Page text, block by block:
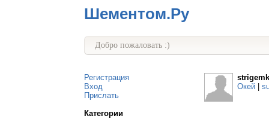
Шементом.Ру
Добро пожаловать :)
Регистрация
Вход
Прислать
Категории
Окей